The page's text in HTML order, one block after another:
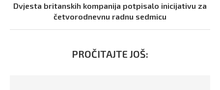
Dvjesta britanskih kompanija potpisalo inicijativu za
četvorodnevnu radnu sedmicu
PROČITAJTE JOŠ: